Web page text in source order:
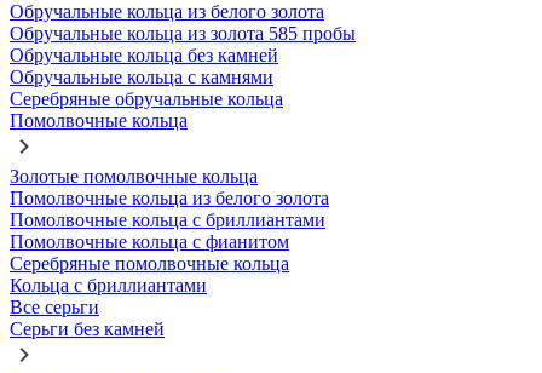
Обручальные кольца из белого золота
Обручальные кольца из золота 585 пробы
Обручальные кольца без камней
Обручальные кольца с камнями
Серебряные обручальные кольца
Помолвочные кольца
Золотые помолвочные кольца
Помолвочные кольца из белого золота
Помолвочные кольца с бриллиантами
Помолвочные кольца с фианитом
Серебряные помолвочные кольца
Кольца с бриллиантами
Все серьги
Серьги без камней